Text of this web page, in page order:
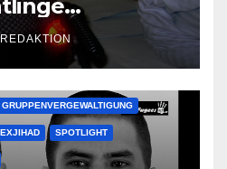
bettlägerige
GRUPPENVERGEWALTIGUNG
SPOTLIGHT